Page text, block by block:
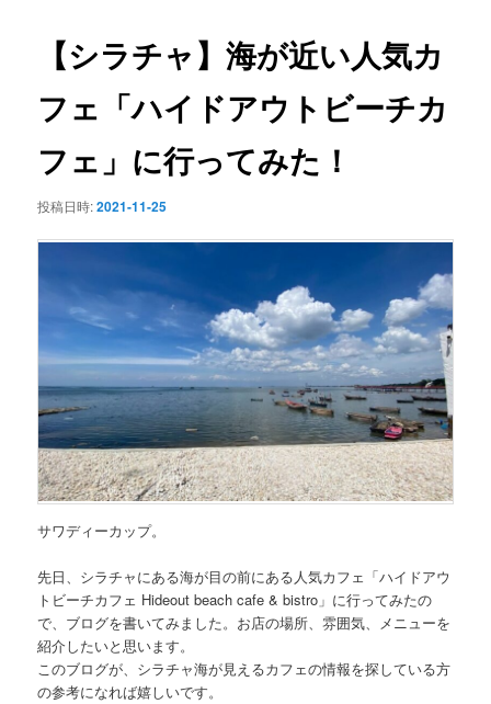
ョ
ン
【シラチャ】海が近い人気カ
フェ「ハイドアウトビーチカ
フェ」に行ってみた！
投稿日時:2021-11-25
サワディーカップ。
先日、 シラチャにある海が目の前にある人気カフェ「ハイドアウ
トビーチカフェ Hideout beach cafe & bistro」 に行ってみたの
で、ブログを書いてみました。お店の場所、雰囲気、メニューを
紹介したいと思います。
このブログが、シラチャ海が見えるカフェの情報を探している方
の参考になれば嬉しいです。